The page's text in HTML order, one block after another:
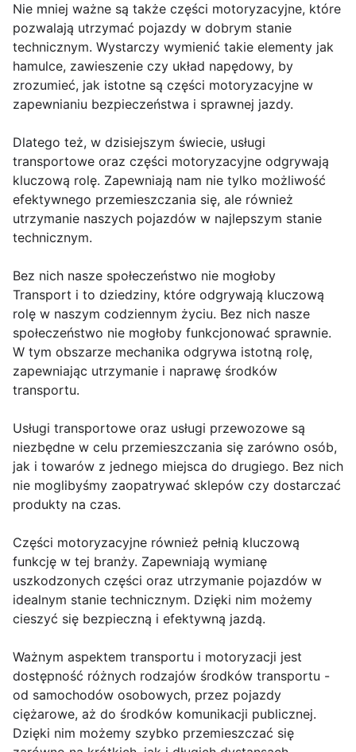
Nie mniej ważne są także części motoryzacyjne, które
pozwalają utrzymać pojazdy w dobrym stanie
technicznym. Wystarczy wymienić takie elementy jak
hamulce, zawieszenie czy układ napędowy, by
zrozumieć, jak istotne są części motoryzacyjne w
zapewnianiu bezpieczeństwa i sprawnej jazdy.
Dlatego też, w dzisiejszym świecie, usługi
transportowe oraz części motoryzacyjne odgrywają
kluczową rolę. Zapewniają nam nie tylko możliwość
efektywnego przemieszczania się, ale również
utrzymanie naszych pojazdów w najlepszym stanie
technicznym.
Bez nich nasze społeczeństwo nie mogłoby
Transport i to dziedziny, które odgrywają kluczową
rolę w naszym codziennym życiu. Bez nich nasze
społeczeństwo nie mogłoby funkcjonować sprawnie.
W tym obszarze mechanika odgrywa istotną rolę,
zapewniając utrzymanie i naprawę środków
transportu.
Usługi transportowe oraz usługi przewozowe są
niezbędne w celu przemieszczania się zarówno osób,
jak i towarów z jednego miejsca do drugiego. Bez nich
nie moglibyśmy zaopatrywać sklepów czy dostarczać
produkty na czas.
Części motoryzacyjne również pełnią kluczową
funkcję w tej branży. Zapewniają wymianę
uszkodzonych części oraz utrzymanie pojazdów w
idealnym stanie technicznym. Dzięki nim możemy
cieszyć się bezpieczną i efektywną jazdą.
Ważnym aspektem transportu i motoryzacji jest
dostępność różnych rodzajów środków transportu -
od samochodów osobowych, przez pojazdy
ciężarowe, aż do środków komunikacji publicznej.
Dzięki nim możemy szybko przemieszczać się